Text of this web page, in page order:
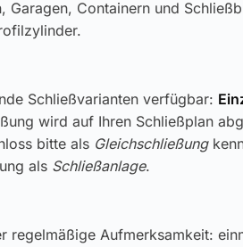
Garagen, Containern und
Schließvarianten verfügbar:
wird auf Ihren Schließplan
bitte als Gleichschließung
als Schließanlage.
regelmäßige Aufmerksamkeit: